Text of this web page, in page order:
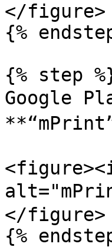
</figure>
{%
{% step
Google
</figure>
{%